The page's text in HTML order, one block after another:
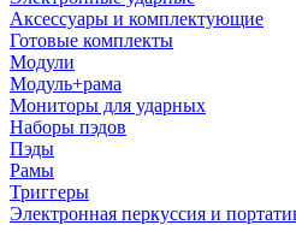
Аксессуары и комплектующие
Готовые комплекты
Модули
Модуль+рама
Мониторы для ударных
Наборы пэдов
Пэды
Рамы
Триггеры
Электронная перкуссия и